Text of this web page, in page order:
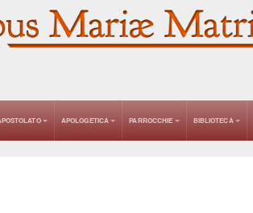
APOLOGETICA PARROCCHIE BIBLIOTECA